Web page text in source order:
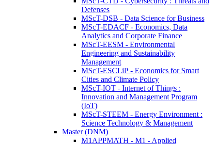
Defenses
MScT-DSB - Data Science for Business
MScT-EDACF - Economics, Data
Analytics and Corporate Finance
MScT-EESM - Environmental
Engineering and Sustainability
Management
MScT-ESCLiP - Economics for Smart
Cities and Climate Policy
MScT-IOT - Internet of Things :
Innovation and Management Program
(IoT)
MScT-STEEM - Energy Environment :
Science Technology & Management
Master (DNM)
M1APPMATH - M1 - Applied